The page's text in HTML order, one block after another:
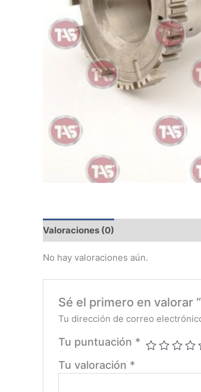
Valoraciones (0)
No hay valoraciones aún.
Sé el primero en valorar
Tu dirección de correo
Tu puntuación *
Tu valoración *